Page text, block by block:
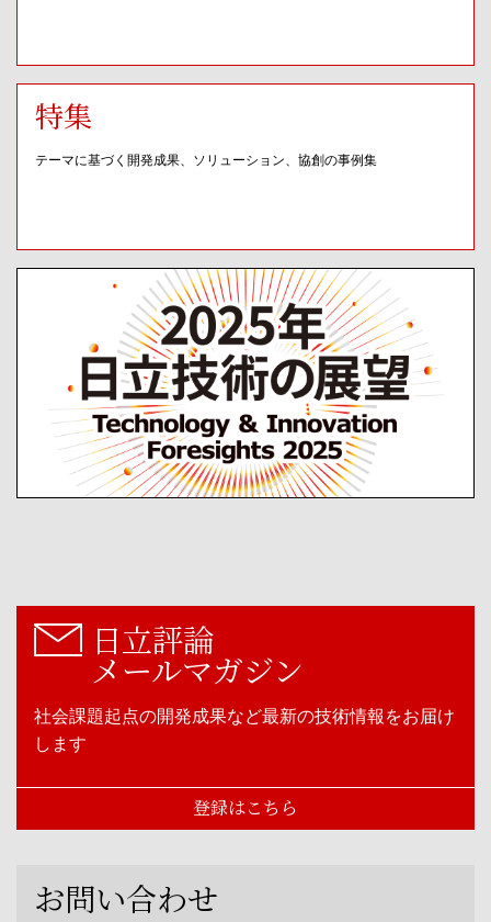
特集
テーマに基づく開発成果、ソリューション、協創の事例集
日立評論
メールマガジン
社会課題起点の開発成果など最新の技術情報をお届け
します
登録はこちら
お問い合わせ